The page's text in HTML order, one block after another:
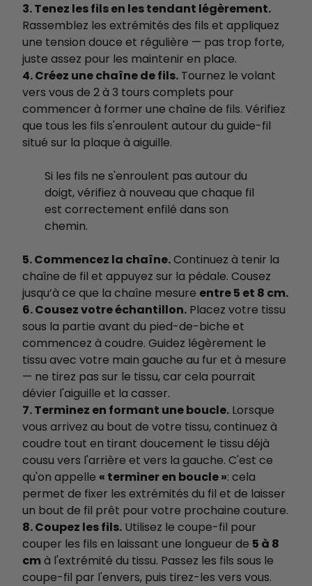
3. Tenez les fils en les tendant légèrement.
Rassemblez les extrémités des fils et appliquez
une tension douce et régulière — pas trop forte,
juste assez pour les maintenir en place.
4. Créez une chaîne de fils. Tournez le volant
vers vous de 2 à 3 tours complets pour
commencer à former une chaîne de fils. Vérifiez
que tous les fils s'enroulent autour du guide-fil
situé sur la plaque à aiguille.
Si les fils ne s'enroulent pas autour du
doigt, vérifiez à nouveau que chaque fil
est correctement enfilé dans son
chemin.
5. Commencez la chaîne.Continuez à tenir la
chaîne de fil et appuyez sur la pédale. Cousez
jusqu’à ce que la chaîne mesure entre 5 et 8 cm.
6. Cousez votre échantillon. Placez votre tissu
sous la partie avant du pied-de-biche et
commencez à coudre. Guidez légèrement le
tissu avec votre main gauche au fur et à mesure
— ne tirez pas sur le tissu, car cela pourrait
dévier l'aiguille et la casser.
7. Terminez en formant une boucle. Lorsque
vous arrivez au bout de votre tissu, continuez à
coudre tout en tirant doucement le tissu déjà
cousu vers l'arrière et vers la gauche. C'est ce
qu'on appelle « terminer en boucle »: cela
permet de fixer les extrémités du fil et de laisser
un bout de fil prêt pour votre prochaine couture.
8. Coupez les fils. Utilisez le coupe-fil pour
couper les fils en laissant une longueur de 5 à 8
cm à l'extrémité du tissu. Passez les fils sous le
coupe-fil par l'envers, puis tirez-les vers vous.